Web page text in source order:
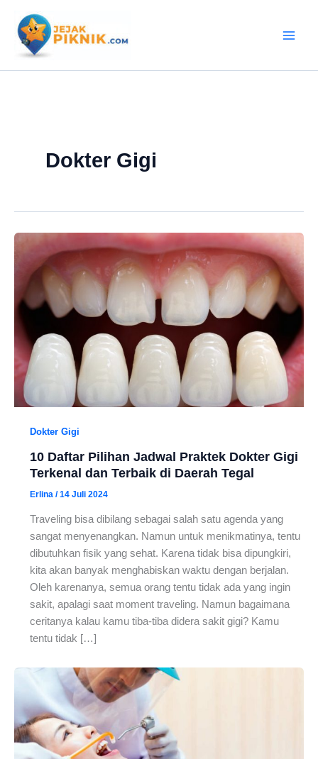
konten
Dokter Gigi
Dokter Gigi
10 Daftar Pilihan Jadwal Praktek Dokter Gigi
Terkenal dan Terbaik di Daerah Tegal
Erlina /14 Juli 2024
Traveling bisa dibilang sebagai salah satu agenda yang
sangat menyenangkan. Namun untuk menikmatinya, tentu
dibutuhkan fisik yang sehat. Karena tidak bisa dipungkiri,
kita akan banyak menghabiskan waktu dengan berjalan.
Oleh karenanya, semua orang tentu tidak ada yang ingin
sakit, apalagi saat moment traveling. Namun bagaimana
ceritanya kalau kamu tiba-tiba didera sakit gigi? Kamu
tentu tidak […]